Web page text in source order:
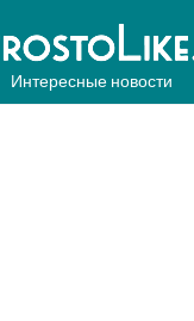
Интересные новости